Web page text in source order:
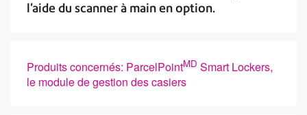
l'aide du scanner à main en option.
Produits concernés: ParcelPointMD Smart Lockers,
le module de gestion des casiers